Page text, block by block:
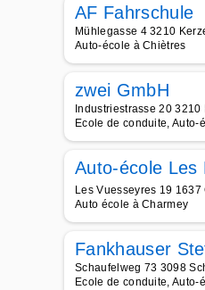
AF Fahrschule
Mühlegasse 4 3210
Auto-école à Chiètres
zwei GmbH
Industriestrasse 20
Ecole de conduite, Auto-
Auto-école Les
Les Vuesseyres 19
Auto école à Charmey
Fankhauser
Schaufelweg 73 3098
Ecole de conduite,